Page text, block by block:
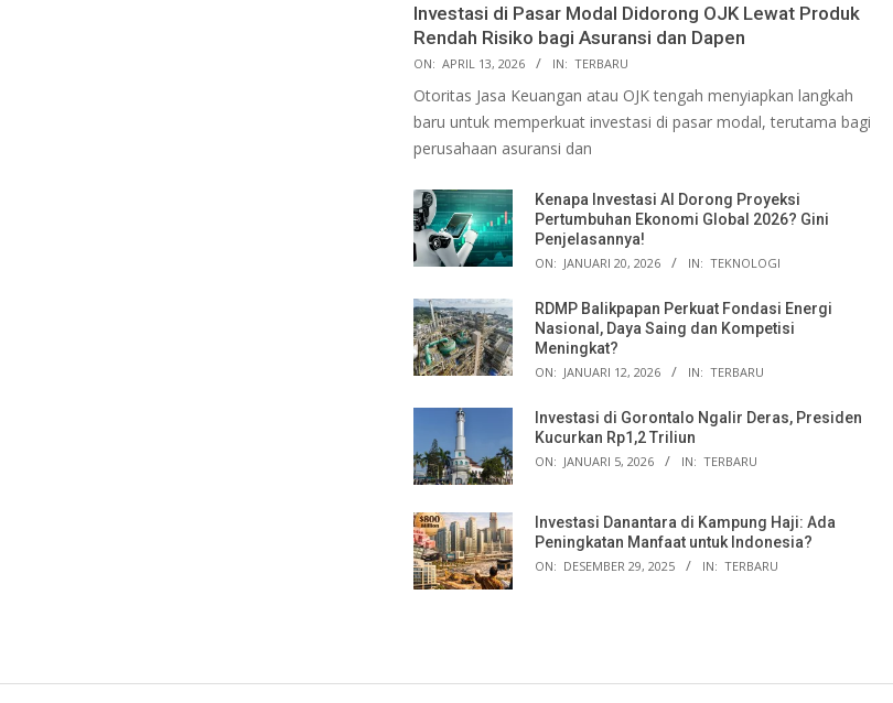
Investasi di Pasar Modal Didorong OJK Lewat Produk
Rendah Risiko bagi Asuransi dan Dapen
ON: APRIL 13, 2026 IN: TERBARU
Otoritas Jasa Keuangan atau OJK tengah menyiapkan langkah
baru untuk memperkuat investasi di pasar modal, terutama bagi
perusahaan asuransi dan
Kenapa Investasi AI Dorong Proyeksi
Pertumbuhan Ekonomi Global 2026? Gini
Penjelasannya!
ON: JANUARI 20, 2026 IN: TEKNOLOGI
RDMP Balikpapan Perkuat Fondasi Energi
Nasional, Daya Saing dan Kompetisi
Meningkat?
ON: JANUARI 12, 2026 IN: TERBARU
Investasi di Gorontalo Ngalir Deras, Presiden
Kucurkan Rp1,2 Triliun
ON: JANUARI 5, 2026 IN: TERBARU
Investasi Danantara di Kampung Haji: Ada
Peningkatan Manfaat untuk Indonesia?
ON: DESEMBER 29, 2025 IN: TERBARU